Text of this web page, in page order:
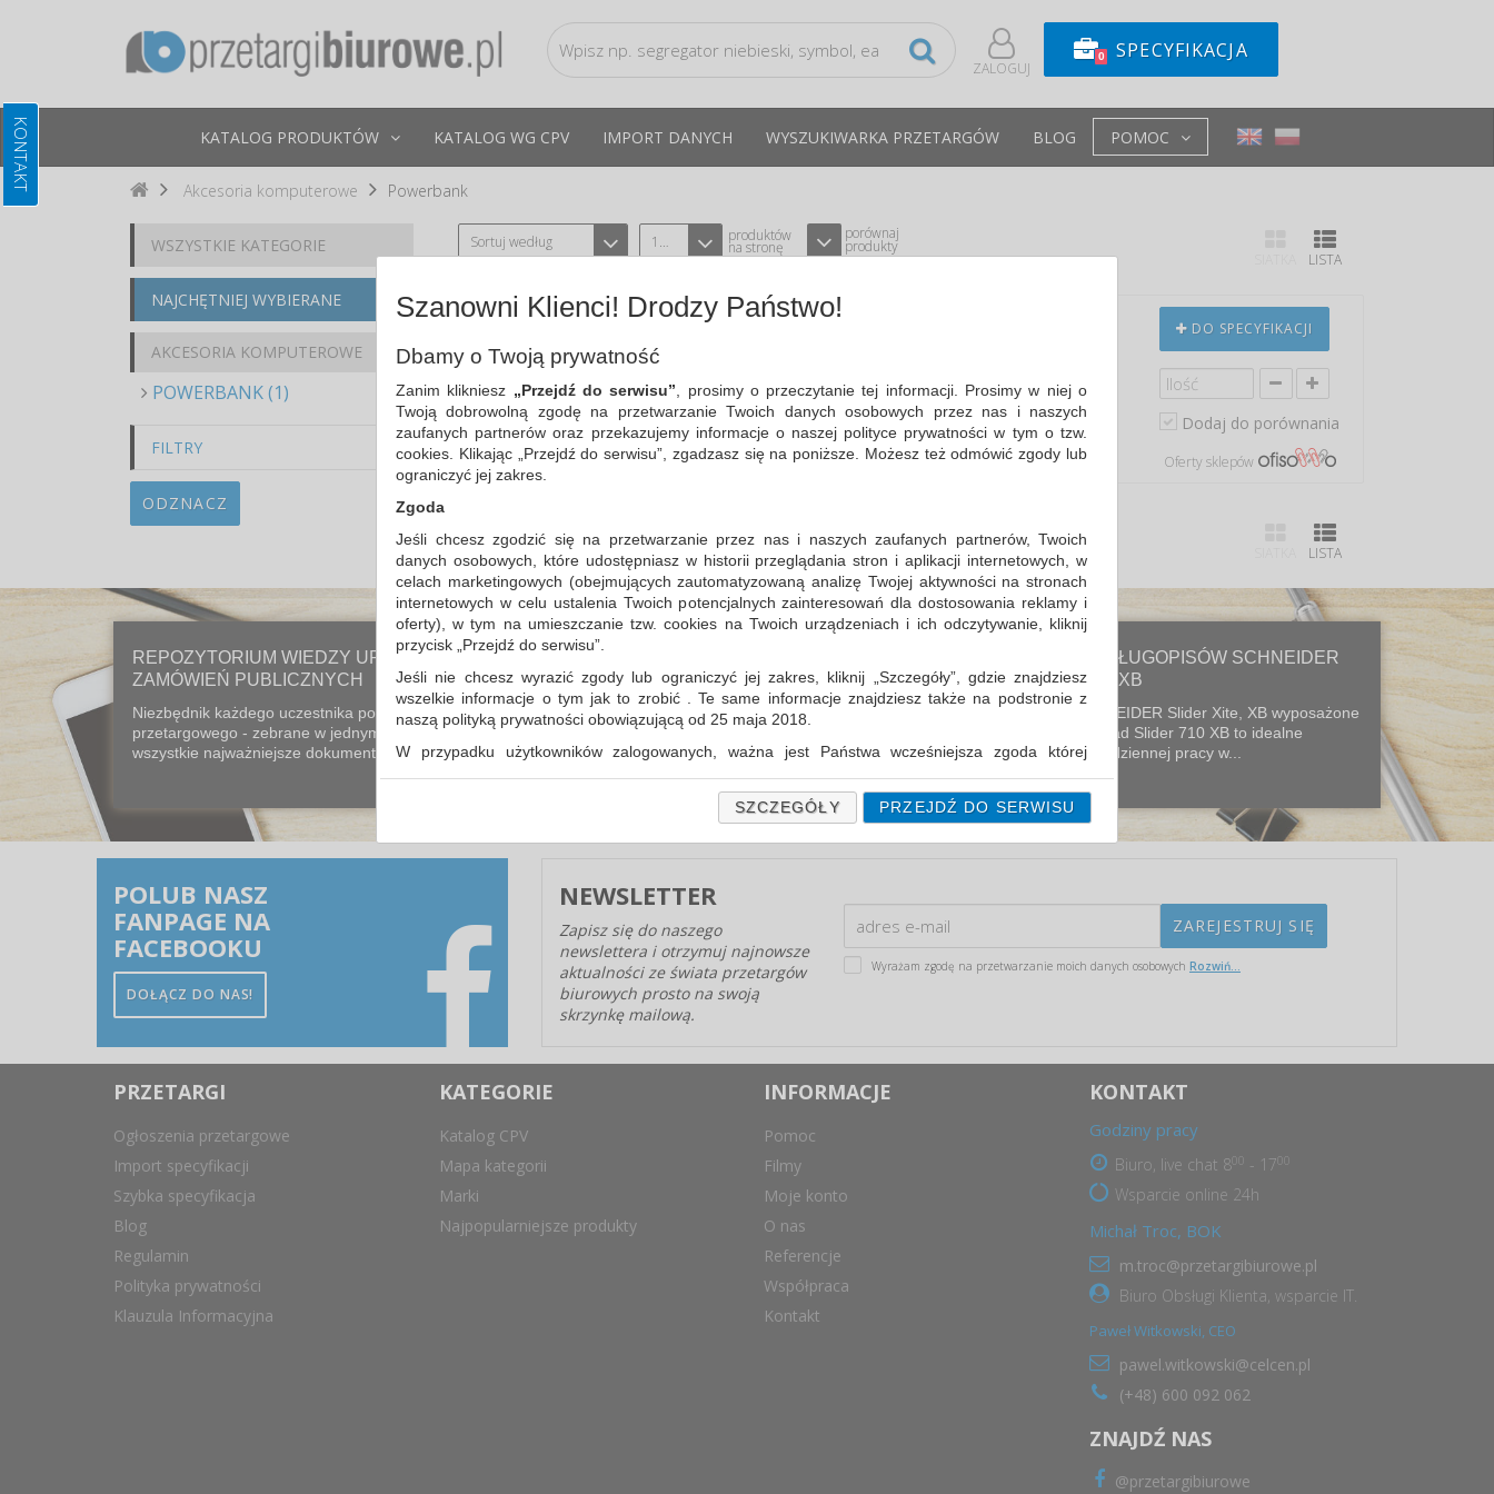
ZALOGUJ
0 SPECYFIKACJA
KATALOG PRODUKTÓW KATALOG WG CPV IMPORT DANYCH WYSZUKIWARKA PRZETARGÓW BLOG POMOC
Akcesoria komputerowe Powerbank
WSZYSTKIE KATEGORIE
NAJCHĘTNIEJ WYBIERANE
AKCESORIA KOMPUTEROWE
POWERBANK (1)
FILTRY
ODZNACZ
Sortuj według 12 produktów
na stronę
porównaj
produkty
LISTA
POWERBANK, ŁADOWARKA PRZENOŚNA , 3. 000
przenośne źródło energii w nowoczesnym designie…
Cena średnia 98,38 PLNbrutto, max: 109,85 PLN, min: 86,90 PLN
DO SPECYFIKACJI
Dodaj do porównania
Oferty sklepów
Sortuj według 12 na stronę produkty
LISTA
REPOZYTORIUM WIEDZY URZĘDU
ZAMÓWIEŃ PUBLICZNYCH
Niezbędnik każdego uczestnika postępowania
przetargowego - zebrane w jednym miejscu
wszystkie najważniejsze dokumenty prawne...
BIUROWYCH - PĘTLA NA SZYI?
W postępowaniach przetargowych podanie
najniższej ceny jest w dalszym ciągu głównym, a
często jedynym kryterium...
NOWA LINIA DŁUGOPISÓW SCHNEIDER
SLIDER XITE, XB
Długopisy SCHNEIDER Slider Xite, XB wyposażone
w wymienny wkład Slider 710 XB to idealne
narzędzie do codziennej pracy w...
POLUB NASZ
FANPAGE NA
FACEBOOKU
DOŁĄCZ DO NAS!
NEWSLETTER
Zapisz się do naszego
newslettera i otrzymuj najnowsze
aktualności ze świata przetargów
biurowych prosto na swoją
skrzynkę mailową.
Wyrażam zgodę na przetwarzanie moich danych osobowych Rozwiń...
PRZETARGI
Ogłoszenia przetargowe
Import specyfikacji
Szybka specyfikacja
Blog
Regulamin
Polityka prywatności
Klauzula Informacyjna
KATEGORIE
Katalog CPV
Mapa kategorii
Marki
Najpopularniejsze produkty
INFORMACJE
Pomoc
Filmy
Moje konto
O nas
Referencje
Współpraca
Kontakt
KONTAKT
Godziny pracy
Biuro, live chat 8 - 17
Wsparcie online 24h
Michał Troc, BOK
m.troc@przetargibiurowe.pl
Biuro Obsługi Klienta, wsparcie IT.
Paweł Witkowski, CEO
pawel.witkowski@celcen.pl
(+48) 600 092 062
ZNAJDŹ NAS
@przetargibiurowe
Szanowni Klienci! Drodzy Państwo!
Dbamy o Twoją prywatność
Zanim klikniesz „Przejdź do serwisu” , prosimy o przeczytanie tej informacji. Prosimy w niej o
Twoją dobrowolną zgodę na przetwarzanie Twoich danych osobowych przez nas i naszych
zaufanych partnerów oraz przekazujemy informacje o naszej polityce prywatności w tym o tzw.
cookies. Klikając „Przejdź do serwisu”, zgadzasz się na poniższe. Możesz też odmówić zgody lub
ograniczyć jej zakres.
Zgoda
Jeśli chcesz zgodzić się na przetwarzanie przez nas i naszych zaufanych partnerów, Twoich
danych osobowych, które udostępniasz w historii przeglądania stron i aplikacji internetowych, w
celach marketingowych (obejmujących zautomatyzowaną analizę Twojej aktywności na stronach
internetowych w celu ustalenia Twoich potencjalnych zainteresowań dla dostosowania reklamy i
oferty), w tym na umieszczanie tzw. cookies na Twoich urządzeniach i ich odczytywanie, kliknij
przycisk „Przejdź do serwisu”.
Jeśli nie chcesz wyrazić zgody lub ograniczyć jej zakres, kliknij „Szczegóły”, gdzie znajdziesz
wszelkie informacje o tym jak to zrobić . Te same informacje znajdziesz także na podstronie z
naszą polityką prywatności obowiązującą od 25 maja 2018.
W przypadku użytkowników zalogowanych, ważna jest Państwa wcześniejsza zgoda której
Klauzula Informacyjna (rozwiń)
Lista Zaufanych Partnerów (rozwiń)
SZCZEGÓŁY PRZEJDŹ DO SERWISU